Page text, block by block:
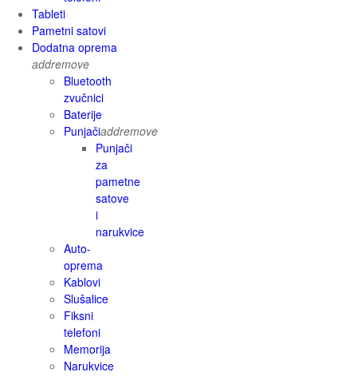
Tableti
Pametni satovi
Dodatna oprema
addremove
Bluetooth
zvučnici
Baterije
Punjačiaddremove
Punjači
za
pametne
satove
i
narukvice
Auto-
oprema
Kablovi
Slušalice
Fiksni
telefoni
Memorija
Narukvice